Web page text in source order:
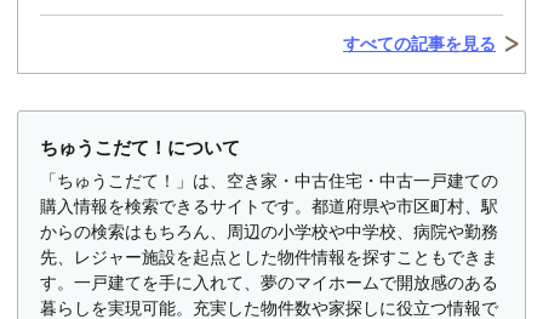
すべての記事を見る
ちゅうこだて！について
「ちゅうこだて！」は、空き家・中古住宅・中古一戸建ての
購入情報を検索できるサイトです。都道府県や市区町村、駅
からの検索はもちろん、周辺の小学校や中学校、病院や勤務
先、レジャー施設を起点とした物件情報を探すこともできま
す。一戸建てを手に入れて、夢のマイホームで開放感のある
暮らしを実現可能。充実した物件数や家探しに役立つ情報で